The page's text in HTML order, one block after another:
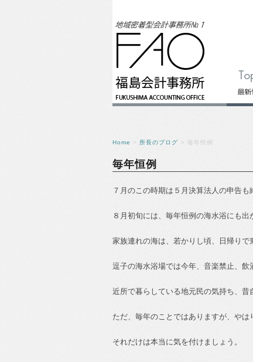
Home > 所長のブログ > 毎年恒例
毎年恒例
７月のこの時期は５月決算法人の申告も
８月初旬には、毎年恒例の海水浴にも出
家族連れの海は、若かりし頃、日帰りで
逗子の海水浴場では今年、音楽禁止、飲
近所で暮らしている地元民の気持ち、昔
ただ、毎年のことではありますが、やは
それだけは本当に気を付けましょう。